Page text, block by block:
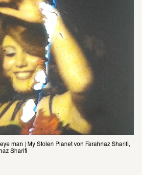
man | My Stolen Planet von Farahnaz Sharifi,
Sharifi